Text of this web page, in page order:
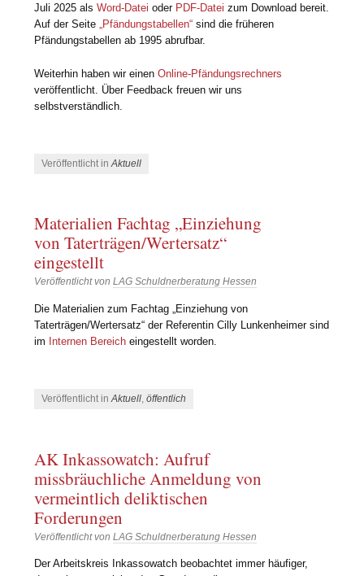
Juli 2025 alsWord-Datei oder PDF-Datei zum Download bereit.
Auf der Seite „Pfändungstabellen“ sind die früheren
Pfändungstabellen ab 1995 abrufbar.
Weiterhin haben wir einenOnline-Pfändungsrechners
veröffentlicht. Über Feedback freuen wir uns
selbstverständlich.
Veröffentlicht inAktuell
Materialien Fachtag „Einziehung
von Taterträgen/Wertersatz“
eingestellt
Veröffentlicht vonLAG Schuldnerberatung Hessen
Die Materialien zum Fachtag „Einziehung von
Taterträgen/Wertersatz“ der Referentin Cilly Lunkenheimer sind
im Internen Bereich eingestellt worden.
Veröffentlicht inAktuell,öffentlich
AK Inkassowatch: Aufruf
missbräuchliche Anmeldung von
vermeintlich deliktischen
Forderungen
Veröffentlicht vonLAG Schuldnerberatung Hessen
Der Arbeitskreis Inkassowatch beobachtet immer häufiger,